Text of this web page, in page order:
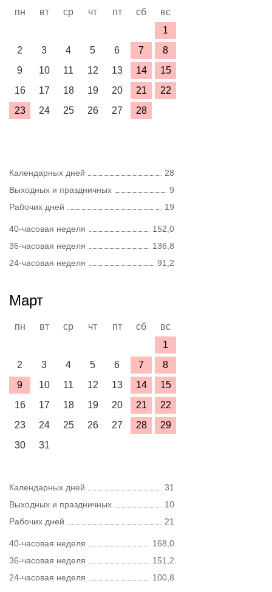
пн вт ср чт пт сб
вс
1
2
3 4 5 6 7
8
9
10 11 12 13 14
15
16
17 18 19 20 21
22
23
24 25 26 27 28
Календарных дней
28
Выходных и праздничных
9
Рабочих дней
19
40-часовая неделя
152,0
36-часовая неделя
136,8
24-часовая неделя
91,2
Март
пн вт ср чт пт сб
вс
1
2
3 4 5 6 7
8
9
10 11 12 13 14
15
16
17 18 19 20 21
22
23
24 25 26 27 28
29
30
31
Календарных дней
31
Выходных и праздничных
10
Рабочих дней
21
40-часовая неделя
168,0
36-часовая неделя
151,2
24-часовая неделя
100,8